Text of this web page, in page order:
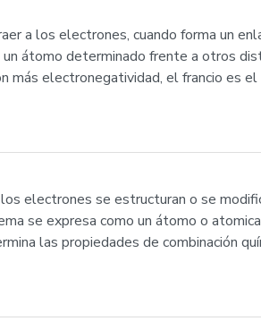
a los electrones, cuando forma un
átomo determinado frente a otros
más electronegatividad, el francio es
electrones se estructuran o se
se expresa como un átomo o
las propiedades de combinación